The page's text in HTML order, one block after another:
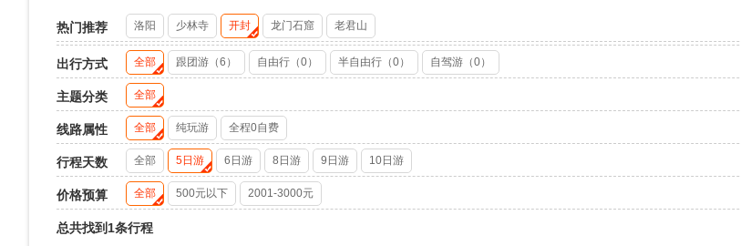
热门推荐 洛阳 少林寺 开封 龙门石窟 老君山
出行方式 全部 跟团游（6） 自由行（0） 半自由行（0） 自驾游（0）
主题分类 全部
线路属性 全部 纯玩游 全程0自费
行程天数 全部 5日游 6日游 8日游 9日游 10日游
价格预算 全部 500元以下 2001-3000元
总共找到1条行程